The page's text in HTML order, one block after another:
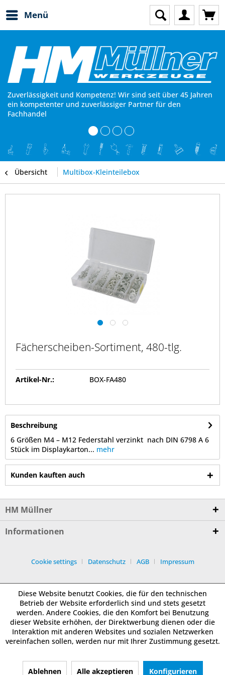
Menü
Zuverlässigkeit und Kompetenz! Wir sind seit über 45 Jahren
ein kompetenter und zuverlässiger Partner für den
Fachhandel
Übersicht Multibox-Kleinteilebox
Fächerscheiben-Sortiment, 480-tlg.
Artikel-Nr.: BOX-FA480
Beschreibung
6 Größen M4 – M12 Federstahl verzinkt nach DIN 6798 A 6
Stück im Displaykarton... mehr
Kunden kauften auch
HM Müllner
Informationen
Cookie settings Datenschutz AGB Impressum
Diese Website benutzt Cookies, die für den technischen
Betrieb der Website erforderlich sind und stets gesetzt
werden. Andere Cookies, die den Komfort bei Benutzung
dieser Website erhöhen, der Direktwerbung dienen oder die
Interaktion mit anderen Websites und sozialen Netzwerken
vereinfachen sollen, werden nur mit Ihrer Zustimmung gesetzt.
Ablehnen Alle akzeptieren Konfigurieren